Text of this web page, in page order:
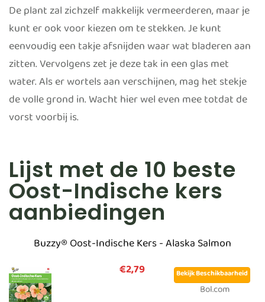
De plant zal zichzelf makkelijk vermeerderen, maar je
kunt er ook voor kiezen om te stekken. Je kunt
eenvoudig een takje afsnijden waar wat bladeren aan
zitten. Vervolgens zet je deze tak in een glas met
water. Als er wortels aan verschijnen, mag het stekje
de volle grond in. Wacht hier wel even mee totdat de
vorst voorbij is.
Lijst met de 10 beste
Oost-Indische kers
aanbiedingen
Buzzy® Oost-Indische Kers - Alaska Salmon
€2,79
Bekijk Beschikbaarheid
Bol.com